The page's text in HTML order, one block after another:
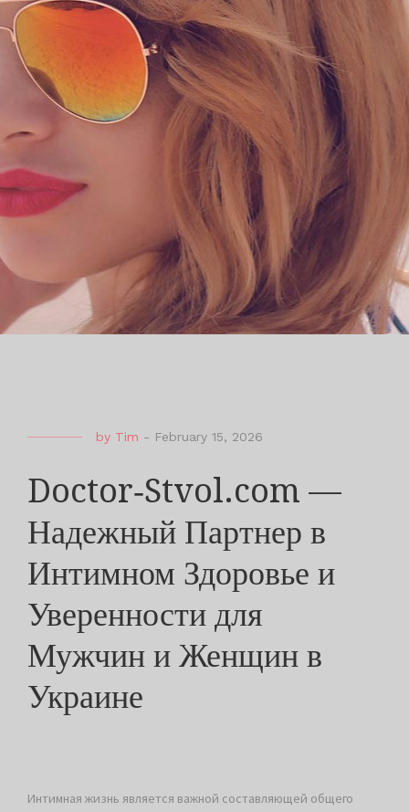
by Tim - February 15, 2026
Doctor‑Stvol.com —
Надежный Партнер в
Интимном Здоровье и
Уверенности для
Мужчин и Женщин в
Украине
Интимная жизнь является важной составляющей общего